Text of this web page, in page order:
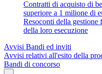
Contratti di acquisto di
superiore a 1 milione di
Resoconti della gestione
della loro esecuzione
Avvisi Bandi ed inviti
Avvisi relativi all'esito della
Bandi di concorso